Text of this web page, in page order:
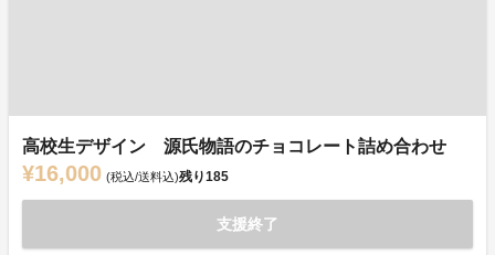
高校生デザイン 源氏物語のチョコレート詰め合わせ
¥16,000 (税込/送料込)残り185
支援終了